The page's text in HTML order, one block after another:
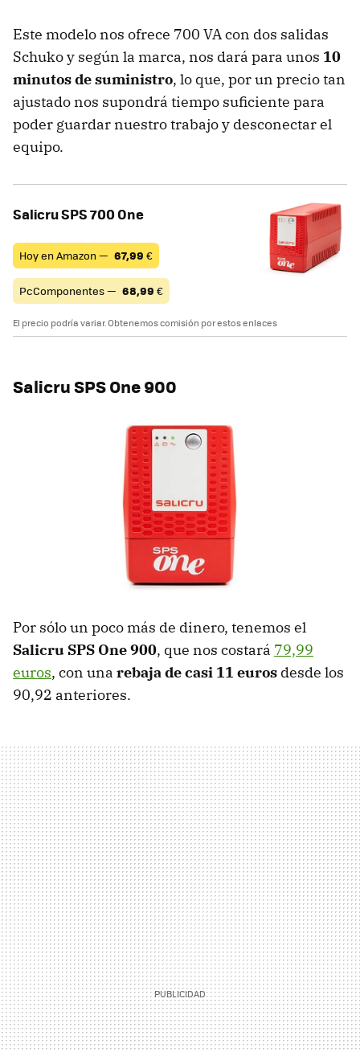
Este modelo nos ofrece 700 VA con dos salidas
Schuko y según la marca, nos dará para unos 10
minutos de suministro, lo que, por un precio tan
ajustado nos supondrá tiempo suficiente para
poder guardar nuestro trabajo y desconectar el
equipo.
Salicru SPS 700 One
Hoy en Amazon — 67,99 €
PcComponentes — 68,99 €
El precio podría variar. Obtenemos comisión por estos enlaces
Salicru SPS One 900
Por sólo un poco más de dinero, tenemos el
Salicru SPS One 900, que nos costará 79,99
euros, con una rebaja de casi 11 euros desde los
90,92 anteriores.